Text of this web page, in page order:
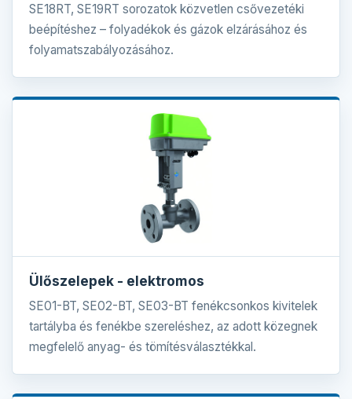
SE18RT, SE19RT sorozatok közvetlen csővezetéki
beépítéshez – folyadékok és gázok elzárásához és
folyamatszabályozásához.
Ülőszelepek - elektromos
SE01-BT, SE02-BT, SE03-BT fenékcsonkos kivitelek
tartályba és fenékbe szereléshez, az adott közegnek
megfelelő anyag- és tömítésválasztékkal.